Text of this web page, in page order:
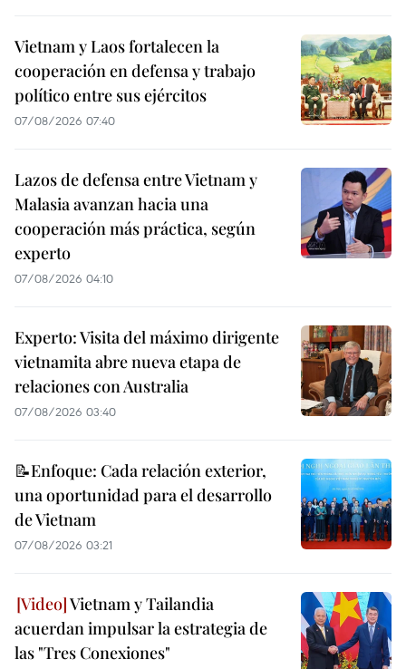
Vietnam y Laos fortalecen la
cooperación en defensa y trabajo
político entre sus ejércitos
07/08/2026 07:40
Lazos de defensa entre Vietnam y
Malasia avanzan hacia una
cooperación más práctica, según
experto
07/08/2026 04:10
Experto: Visita del máximo dirigente
vietnamita abre nueva etapa de
relaciones con Australia
07/08/2026 03:40
📝Enfoque: Cada relación exterior,
una oportunidad para el desarrollo
de Vietnam
07/08/2026 03:21
Vietnam y Tailandia
acuerdan impulsar la estrategia de
las "Tres Conexiones"